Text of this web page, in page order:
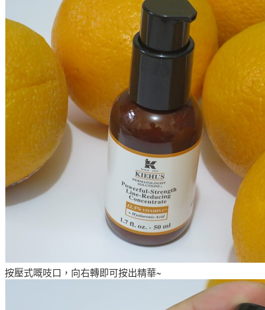
按壓式嘅吱口，向右轉即可按出精華~